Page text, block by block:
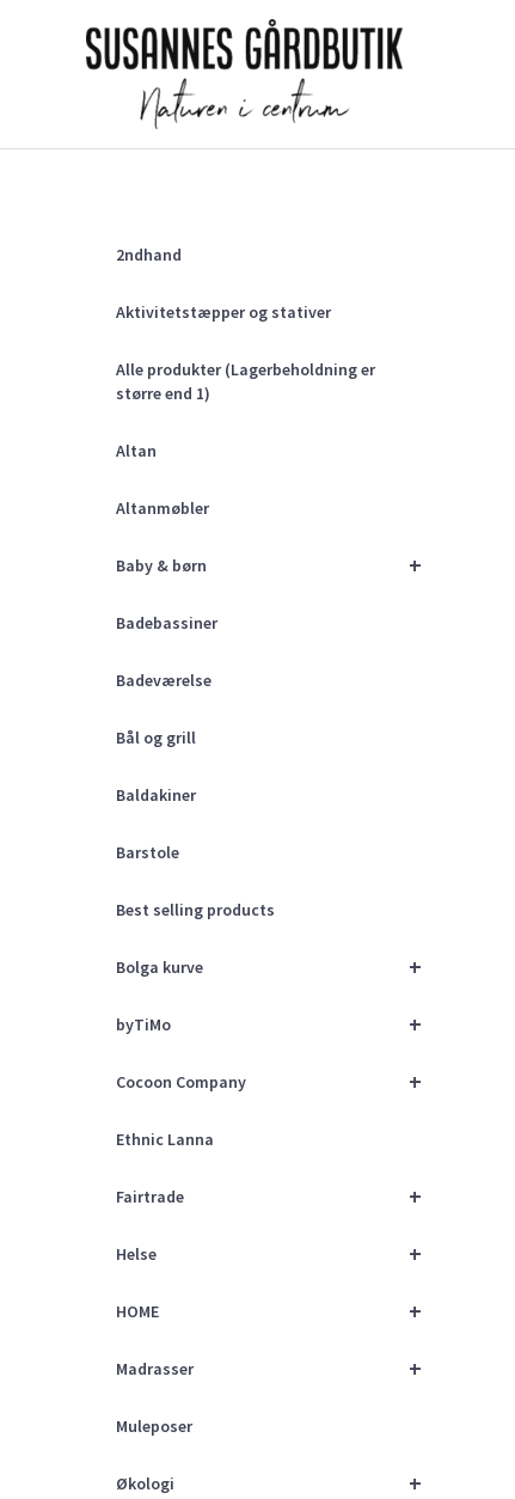
2ndhand
Aktivitetstæpper og stativer
Alle produkter (Lagerbeholdning er
større end 1)
Altan
Altanmøbler
+
Baby & børn
Badebassiner
Badeværelse
Bål og grill
Baldakiner
Barstole
Best selling products
+
Bolga kurve
+
byTiMo
+
Cocoon Company
Ethnic Lanna
+
Fairtrade
+
Helse
+
HOME
+
Madrasser
Muleposer
+
Økologi